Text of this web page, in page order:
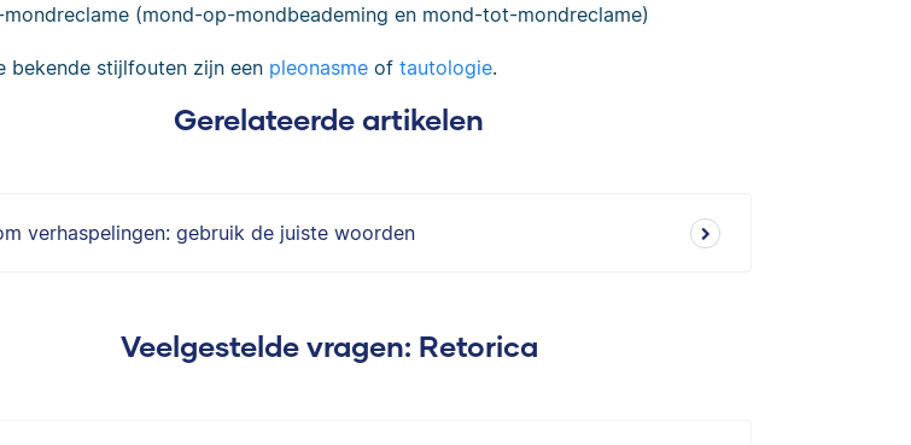
(mond-op-mondbeademing en mond-tot-mondreclame)
bekende stijlfouten zijn een pleonasmeof tautologie.
Gerelateerde artikelen
verhaspelingen: gebruik de juiste woorden
Veelgestelde vragen: Retorica